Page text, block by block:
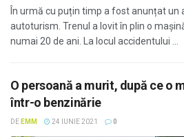
În urmă cu puțin timp a fost anunțat un
autoturism. Trenul a lovit în plin o
numai 20 de ani. La locul accidentului ...
O persoană a murit, după ce o
într-o benzinărie
DE EMM 24 IUNIE 2021 0